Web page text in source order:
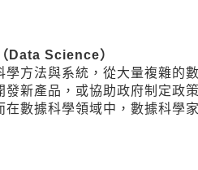
Data Science）
學方法與系統，從大量複雜的
發新產品，或協助政府制定政
在數據科學領域中，數據科學